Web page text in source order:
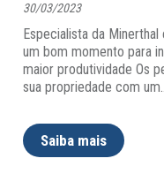
30/03/2023
Especialista da
um bom momento para
maior produtividade Os
sua propriedade com um
Saiba mais